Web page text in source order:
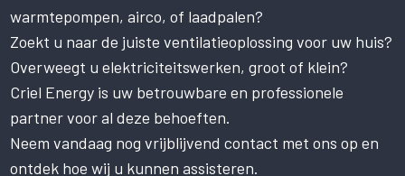
warmtepompen, airco, of laadpalen?
Zoekt u naar de juiste ventilatieoplossing voor uw huis?
Overweegt u elektriciteitswerken, groot of klein?
Criel Energy is uw betrouwbare en professionele
partner voor al deze behoeften.
Neem vandaag nog vrijblijvend contact met ons op en
ontdek hoe wij u kunnen assisteren.
van cookies.
Deze website gebruikt cookies om uw
gebruikerservaring te verbeteren. Door
onze website te gebruiken, stemt u in met
alle cookies in overeenstemming met ons
Cookiebeleid.Lees verder
STRIKT NOODZAKELIJK